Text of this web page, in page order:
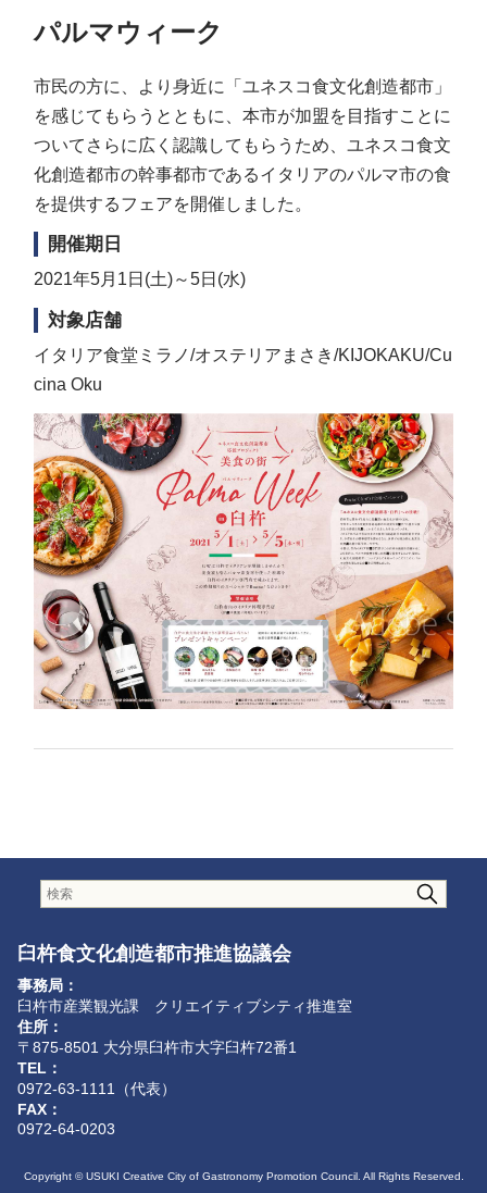
パルマウィーク
市民の方に、より身近に「ユネスコ食文化創造都市」
を感じてもらうとともに、本市が加盟を目指すことに
ついてさらに広く認識してもらうため、ユネスコ食文
化創造都市の幹事都市であるイタリアのパルマ市の食
を提供するフェアを開催しました。
開催期日
2021年5月1日(土)～5日(水)
対象店舗
イタリア食堂ミラノ/オステリアまさき/KIJOKAKU/Cu
cina Oku
臼杵食文化創造都市推進協議会
事務局：
臼杵市産業観光課 クリエイティブシティ推進室
住所：
〒875-8501 大分県臼杵市大字臼杵72番1
TEL：
0972-63-1111（代表）
FAX：
0972-64-0203
Copyright © USUKI Creative City of Gastronomy Promotion Council. All Rights Reserved.